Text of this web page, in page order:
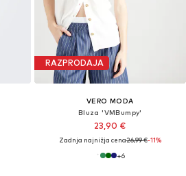
RAZPRODAJA
VERO MODA
Bluza 'VMBumpy'
23,90 €
Zadnja najnižja cena26,99 €-11%
+6